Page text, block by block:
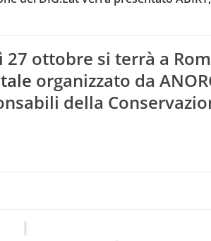
27 ottobre si terrà a
organizzato da
della